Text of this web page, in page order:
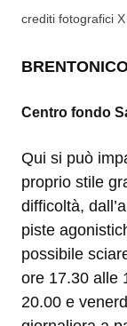
crediti fotografici X
Centro fondo
Qui si può
proprio stile
difficoltà,
piste
possibile
ore 17.30 alle
20.00 e